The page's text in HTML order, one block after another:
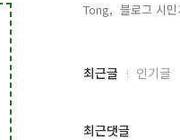
Tong, 블로그 시
최
과
최근글 인기글
최근댓글